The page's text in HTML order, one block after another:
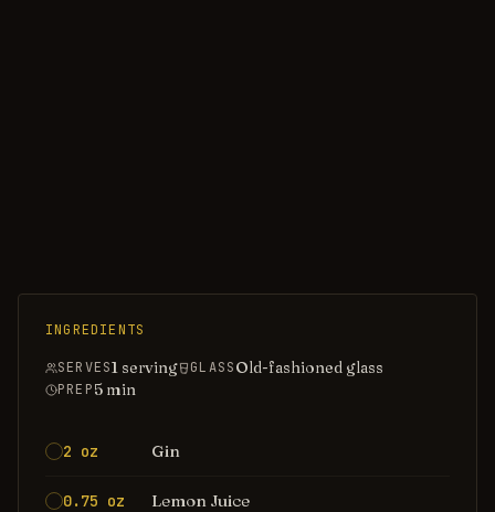
INGREDIENTS
SERVES1 serving GLASSOld-fashioned glass
PREP5min
2 oz Gin
0.75 oz Lemon Juice